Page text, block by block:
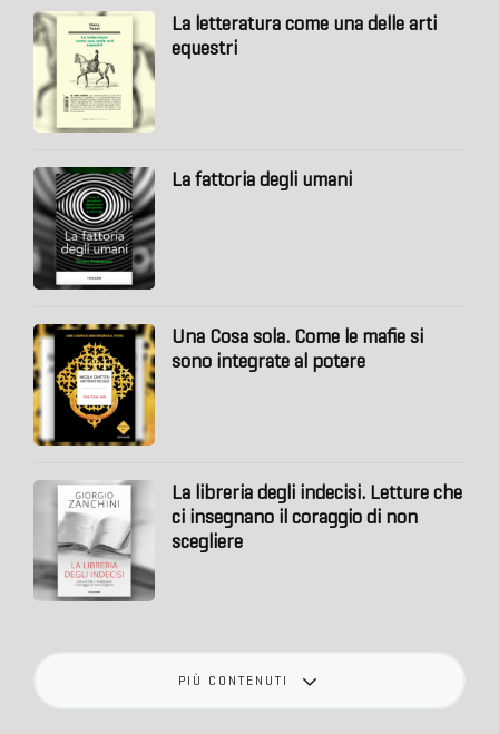
La letteratura come una delle arti
equestri
La fattoria degli umani
Una Cosa sola. Come le mafie si
sono integrate al potere
La libreria degli indecisi. Letture che
ci insegnano il coraggio di non
scegliere
PIÙ CONTENUTI